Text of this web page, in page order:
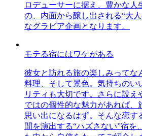
ロデューサーに据え、豊かな人
の、内面から醸し出される“大
なグラビア企画となります。
モテる宿にはワケがある
彼女と訪れる旅の楽しみって
料理、そして景色。気持ちのい
リティも大切です。さらに設え
ではの個性的な魅力があれば、
思い出になるはず。そんな恋す
間を演出する“ハズさない”宿を